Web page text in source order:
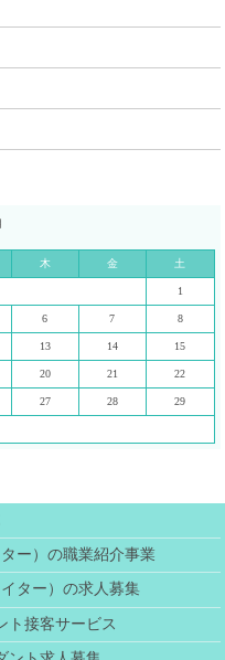
木 金 土
1
6 7 8
13 14 15
20 21 22
27 28 29
ー）の職業紹介事業
ター）の求人募集
ト接客サービス